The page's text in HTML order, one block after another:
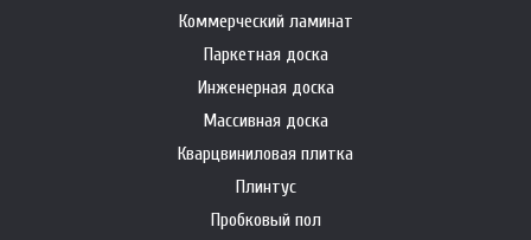
Коммерческий ламинат
Паркетная доска
Инженерная доска
Массивная доска
Кварцвиниловая плитка
Плинтус
Пробковый пол